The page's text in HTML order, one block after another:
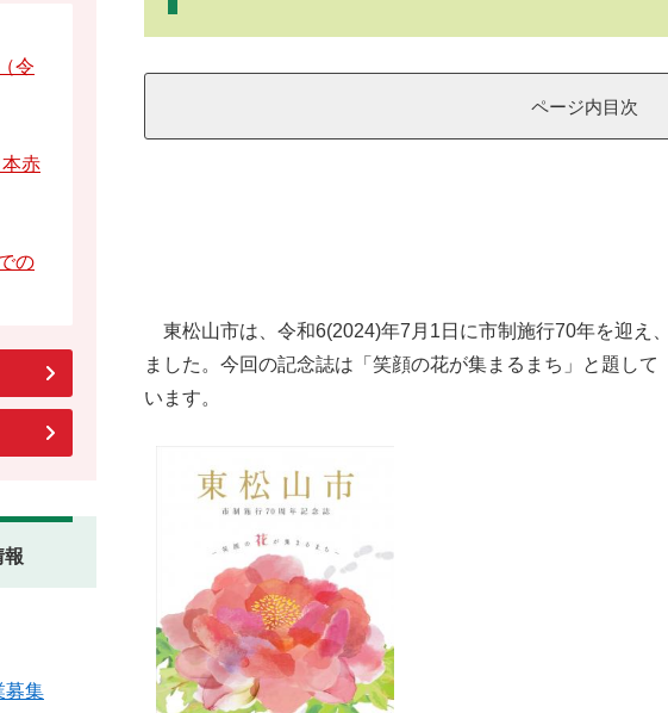
ページ内目次
東松山市は、令和6(2024)年7月1日に市制施行70年を迎え
ました。今回の記念誌は「笑顔の花が集まるまち」と題し
います。
令
赤
の
報
募集